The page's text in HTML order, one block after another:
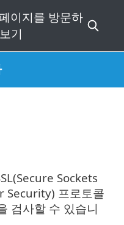
Sockets
Security) 프로토콜
검사할 수 있습니